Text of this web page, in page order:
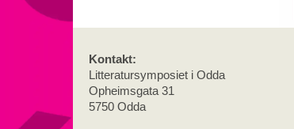
Kontakt:
Litteratursymposiet i Odda
Opheimsgata 31
5750 Odda